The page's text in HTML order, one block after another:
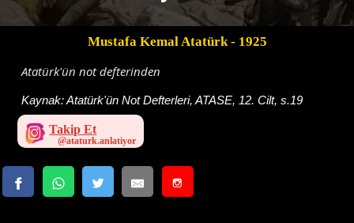
Mustafa Kemal Atatürk- 1925
Atatürk'ün not defterinden
Kaynak:Atatürk'ün Not Defterleri, ATASE, 12. Cilt, s.19
Takip Et